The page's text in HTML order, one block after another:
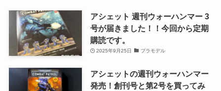
アシェット 週刊ウォーハンマー 3
号が届きました！！今回から定期
購読です。
2025年9月25日 プラモデル
アシェットの週刊ウォーハンマー
発売！創刊号と第2号を買ってみ